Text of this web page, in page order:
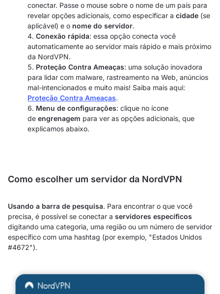
conectar. Passe o mouse sobre o nome de um país para
revelar opções adicionais, como especificar a cidade (se
aplicável) e o nome do servidor.
Conexão rápida: essa opção conecta você
automaticamente ao servidor mais rápido e mais próximo
da NordVPN.
Proteção Contra Ameaças: uma solução inovadora
para lidar com malware, rastreamento na Web, anúncios
mal-intencionados e muito mais! Saiba mais aqui:
Proteção Contra Ameaças.
Menu de configurações: clique no ícone
de engrenagem para ver as opções adicionais, que
explicamos abaixo.
Como escolher um servidor da NordVPN
Usando a barra de pesquisa. Para encontrar o que você
precisa, é possível se conectar a servidores específicos
digitando uma categoria, uma região ou um número de servidor
específico com uma hashtag (por exemplo, "Estados Unidos
#4672").